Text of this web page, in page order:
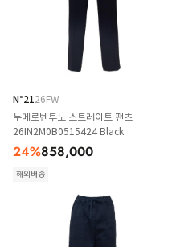
N°2126FW
누메로벤투노 스트레이트 팬츠
26IN2M0B0515424 Black
24%858,000
해외배송